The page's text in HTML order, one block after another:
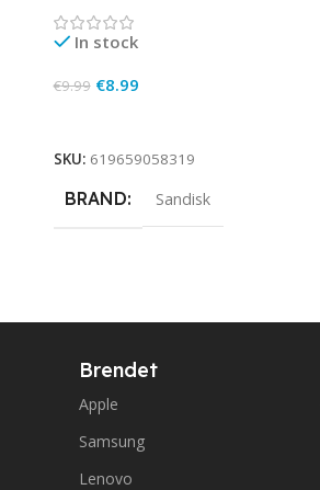
In stock
€9.99 €8.99
SKU: 619659058319
BRAND Sandisk
Brendet
Apple
Samsung
Lenovo